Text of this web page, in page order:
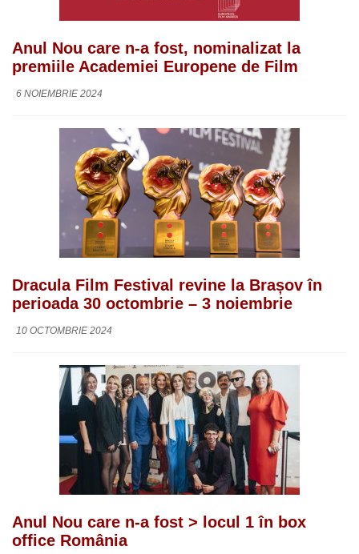
Anul Nou care n-a fost, nominalizat la
premiile Academiei Europene de Film
6 NOIEMBRIE 2024
Dracula Film Festival revine la Brașov în
perioada 30 octombrie – 3 noiembrie
10 OCTOMBRIE 2024
Anul Nou care n-a fost > locul 1 în box
office România